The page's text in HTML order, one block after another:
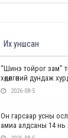
Их уншсан
“Шинэ тойрог зам”
хөдөлгөөний дундаж
2026-08-5
Он гарсаар усны
амиа алдсаны 14 нь